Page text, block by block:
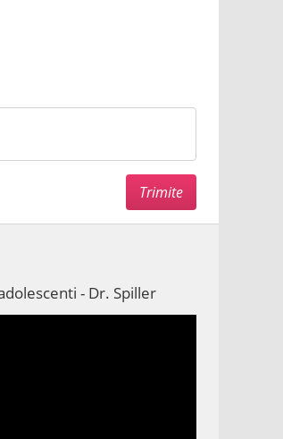
- Dr. Spiller